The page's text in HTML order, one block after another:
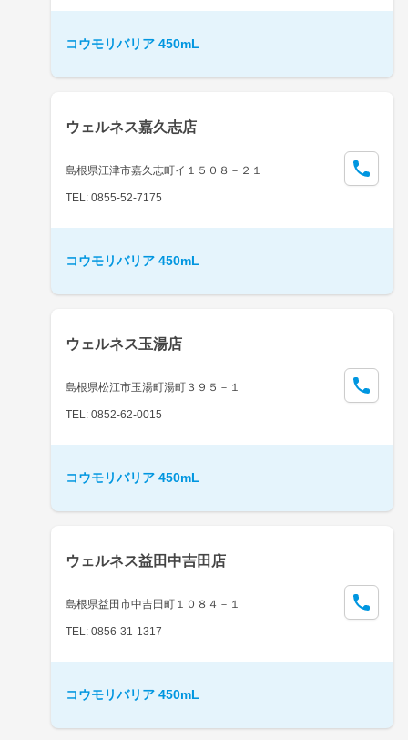
コウモリバリア 450mL
ウェルネス嘉久志店
島根県江津市嘉久志町イ１５０８－２１
TEL: 0855-52-7175
コウモリバリア 450mL
ウェルネス玉湯店
島根県松江市玉湯町湯町３９５－１
TEL: 0852-62-0015
コウモリバリア 450mL
ウェルネス益田中吉田店
島根県益田市中吉田町１０８４－１
TEL: 0856-31-1317
コウモリバリア 450mL